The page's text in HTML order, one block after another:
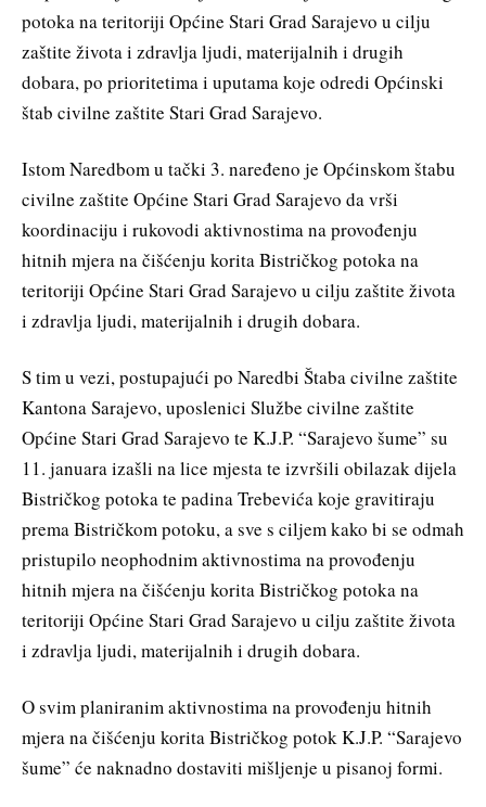
potoka na teritoriji Općine Stari Grad Sarajevo u cilju
zaštite života i zdravlja ljudi, materijalnih i drugih
dobara, po prioritetima i uputama koje odredi Općinski
štab civilne zaštite Stari Grad Sarajevo.
Istom Naredbom u tački 3. naređeno je Općinskom štabu
civilne zaštite Općine Stari Grad Sarajevo da vrši
koordinaciju i rukovodi aktivnostima na provođenju
hitnih mjera na čišćenju korita Bistričkog potoka na
teritoriji Općine Stari Grad Sarajevo u cilju zaštite života
i zdravlja ljudi, materijalnih i drugih dobara.
S tim u vezi, postupajući po Naredbi Štaba civilne zaštite
Kantona Sarajevo, uposlenici Službe civilne zaštite
Općine Stari Grad Sarajevo te K.J.P. “Sarajevo šume” su
11. januara izašli na lice mjesta te izvršili obilazak dijela
Bistričkog potoka te padina Trebevića koje gravitiraju
prema Bistričkom potoku, a sve s ciljem kako bi se odmah
pristupilo neophodnim aktivnostima na provođenju
hitnih mjera na čišćenju korita Bistričkog potoka na
teritoriji Općine Stari Grad Sarajevo u cilju zaštite života
i zdravlja ljudi, materijalnih i drugih dobara.
O svim planiranim aktivnostima na provođenju hitnih
mjera na čišćenju korita Bistričkog potok K.J.P. “Sarajevo
šume” će naknadno dostaviti mišljenje u pisanoj formi.